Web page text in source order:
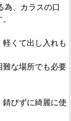
為、カラスの口
くて出し入れも
な場所でも必要
びずに綺麗に使